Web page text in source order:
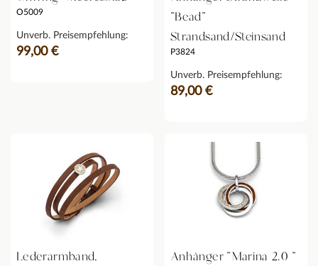
O5009
Unverb. Preisempfehlung:
99,00 €
"Bead"
Strandsand/Steinsand
P3824
Unverb. Preisempfehlung:
89,00 €
Lederarmband,
Anhänger "Marina 2.0 "